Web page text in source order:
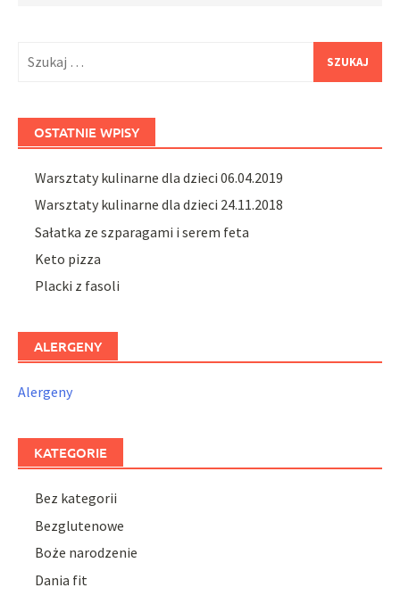
OSTATNIE WPISY
Warsztaty kulinarne dla dzieci 06.04.2019
Warsztaty kulinarne dla dzieci 24.11.2018
Sałatka ze szparagami i serem feta
Keto pizza
Placki z fasoli
ALERGENY
Alergeny
KATEGORIE
Bez kategorii
Bezglutenowe
Boże narodzenie
Dania fit